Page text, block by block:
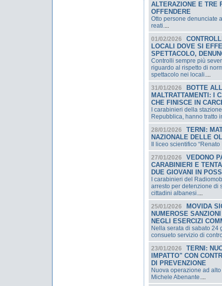
ALTERAZIONE E TRE
OFFENDERE
Otto persone denunciate
reati....
01/02/2026
LOCALI DOVE SI
SPETTACOLO,
Controlli sempre più
riguardo al rispetto di
spettacolo nei locali....
31/01/2026
BOTTE
MALTRATTAMENTI: I
CHE FINISCE IN
I carabinieri della
Repubblica, hanno tratto
28/01/2026
TERNI:
NAZIONALE DELLE
Il liceo scientifico
27/01/2026
VEDONO
CARABINIERI E
DUE GIOVANI IN
I carabinieri del
arresto per detenzione di
cittadini albanesi....
25/01/2026
MOVIDA
NUMEROSE
NEGLI ESERCIZI
Nella serata di sabato 24
consueto servizio di
23/01/2026
TERNI:
IMPATTO" CON
DI PREVENZIONE
Nuova operazione ad
Michele Abenante....